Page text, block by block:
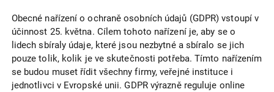
Obecné nařízení o ochraně osobních údajů (GDPR) vstoupí v
účinnost 25. května. Cílem tohoto nařízení je, aby se o
lidech sbíraly údaje, které jsou nezbytné a sbíralo se jich
pouze tolik, kolik je ve skutečnosti potřeba. Tímto nařízením
se budou muset řídit všechny firmy, veřejné instituce i
jednotlivci v Evropské unii. GDPR výrazně reguluje online